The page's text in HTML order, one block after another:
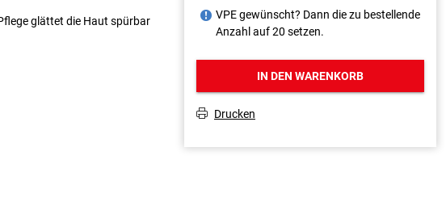
glättet die Haut spürbar
J VPE gewünscht? Dann die zu bestellende
Anzahl auf 20 setzen.
IN DEN WARENKORB
T Drucken